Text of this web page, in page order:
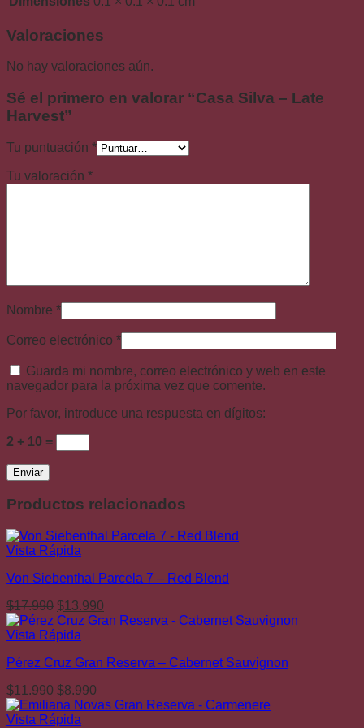
Valoraciones
No hay valoraciones aún.
Sé el primero en valorar “Casa Silva – Late
Harvest”
Tu puntuación *
Tu valoración *
Nombre *
Correo electrónico *
Guarda mi nombre, correo electrónico y web en este
navegador para la próxima vez que comente.
Por favor, introduce una respuesta en dígitos:
2 + 10 =
Productos relacionados
Vista Rápida
Von Siebenthal Parcela 7 – Red Blend
$17.990 El
precio
original
$17.990.
$13.990
precio
$13.990.
Vista Rápida
Pérez Cruz Gran Reserva – Cabernet Sauvignon
$11.990 El
precio
original
$8.990
precio
Vista Rápida